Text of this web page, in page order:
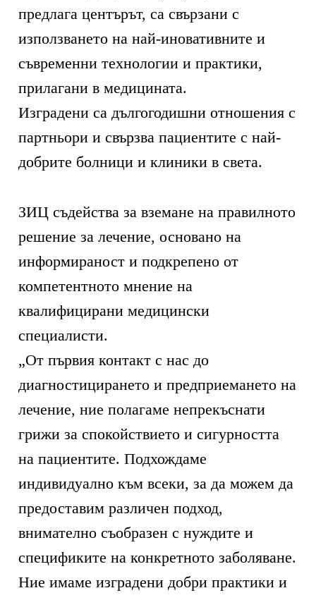
предлага центърът, са свързани с
използването на най-иновативните и
съвременни технологии и практики,
прилагани в медицината.
Изградени са дългогодишни отношения с
партньори и свързва пациентите с най-
добрите болници и клиники в света.
ЗИЦ съдейства за вземане на правилното
решение за лечение, основано на
информираност и подкрепено от
компетентното мнение на
квалифицирани медицински
специалисти.
„От първия контакт с нас до
диагностицирането и предприемането на
лечение, ние полагаме непрекъснати
грижи за спокойствието и сигурността
на пациентите. Подхождаме
индивидуално към всеки, за да можем да
предоставим различен подход,
внимателно съобразен с нуждите и
спецификите на конкретното заболяване.
Ние имаме изградени добри практики и